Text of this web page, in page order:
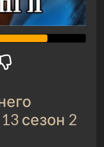
сезон 2